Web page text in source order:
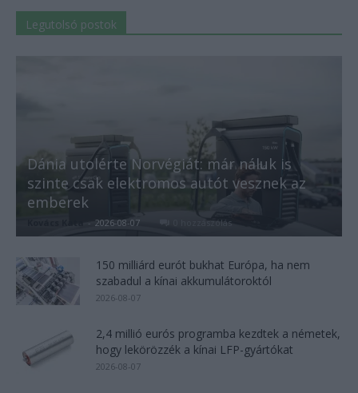
Legutolsó postok
Dánia utolérte Norvégiát: már náluk is
szinte csak elektromos autót vesznek az
emberek
- 2026-08-07 0 hozzászólás
150 milliárd eurót bukhat Európa, ha nem
szabadul a kínai akkumulátoroktól
2026-08-07
2,4 millió eurós programba kezdtek a németek,
hogy lekörözzék a kínai LFP-gyártókat
2026-08-07